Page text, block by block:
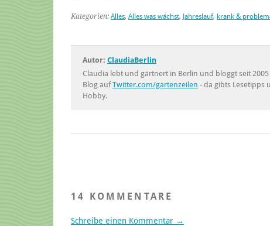
Kategorien: Alles, Alles was wächst, Jahreslauf, krank &
Autor: ClaudiaBerlin
Claudia lebt und gärtnert in Berlin und bloggt seit
Blog aufTwitter.com/gartenzeilen - da gibts Lesetipps
Hobby.
14 KOMMENTARE
Schreibe einen Kommentar →